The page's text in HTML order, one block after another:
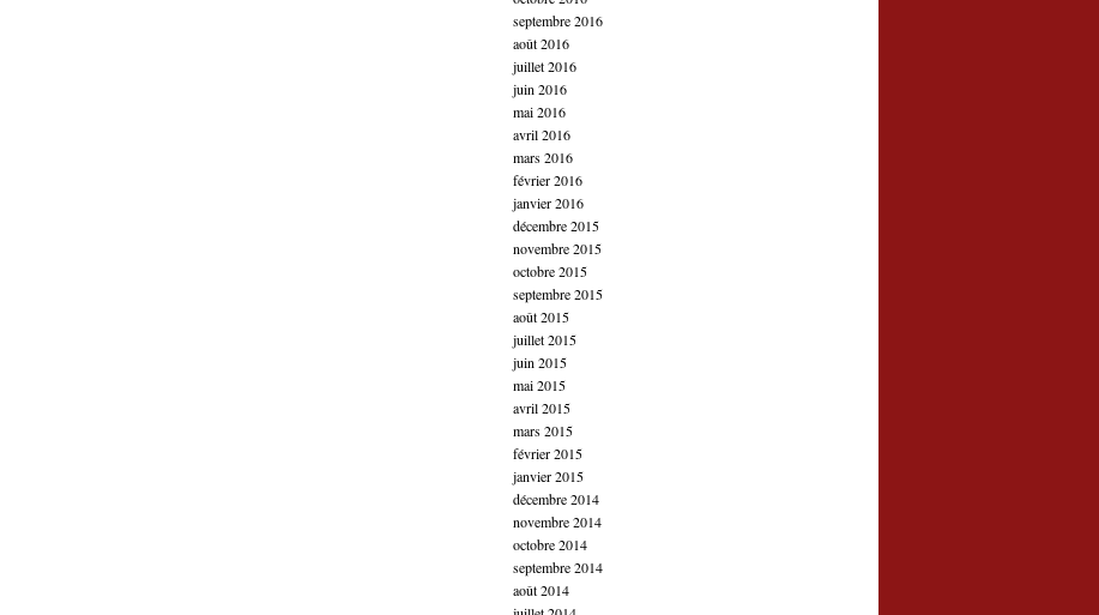
septembre 2016
août 2016
juillet 2016
juin 2016
mai 2016
avril 2016
mars 2016
février 2016
janvier 2016
décembre 2015
novembre 2015
octobre 2015
septembre 2015
août 2015
juillet 2015
juin 2015
mai 2015
avril 2015
mars 2015
février 2015
janvier 2015
décembre 2014
novembre 2014
octobre 2014
septembre 2014
août 2014